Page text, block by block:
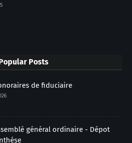
Posts
de fiduciaire
général ordinaire - Dépot